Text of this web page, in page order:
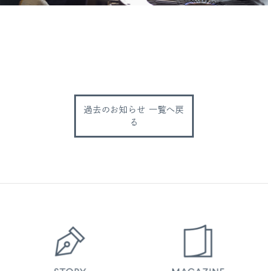
過去のお知らせ 一覧へ戻
る